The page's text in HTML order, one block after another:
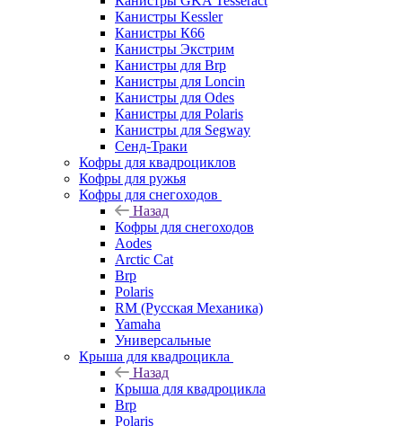
Канистры Kessler
Канистры К66
Канистры Экстрим
Канистры для Brp
Канистры для Loncin
Канистры для Odes
Канистры для Polaris
Канистры для Segway
Сенд-Траки
Кофры для квадроциклов
Кофры для ружья
Кофры для снегоходов
Назад
Кофры для снегоходов
Aodes
Arctic Cat
Brp
Polaris
RM (Русская Механика)
Yamaha
Универсальные
Крыша для квадроцикла
Назад
Крыша для квадроцикла
Brp
Polaris